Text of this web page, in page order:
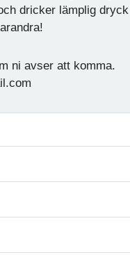
dricker lämplig
ni avser att komma.